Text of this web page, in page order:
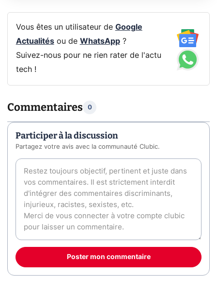
Vous êtes un utilisateur de Google
Actualitésou de WhatsApp?
Suivez-nous pour ne rien rater de l'actu
tech !
Commentaires 0
Participer à la discussion
Partagez votre avis avec la communauté Clubic.
Poster mon commentaire